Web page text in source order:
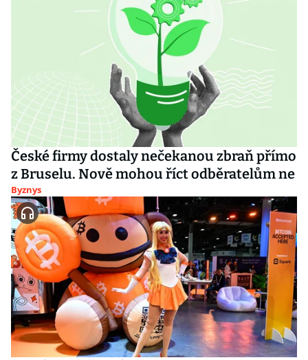
České firmy dostaly nečekanou zbraň přímo
z Bruselu. Nově mohou říct odběratelům ne
Byznys